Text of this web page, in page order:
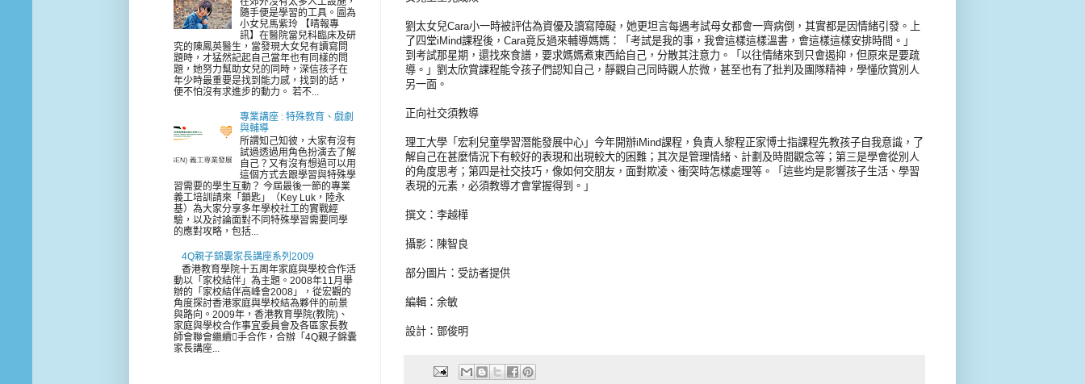
劉太女兒Cara小一時被評估為資優及讀寫障礙，她更坦言每遇考試母女都會一齊病倒，其實都是因情緒引發。上
了四堂iMind課程後，Cara竟反過來輔導媽媽：「考試是我的事，我會這樣這樣溫書，會這樣這樣安排時間。」
到考試那星期，還找來食譜，要求媽媽煮東西給自己，分散其注意力。「以往情緒來到只會遏抑，但原來是要疏
導。」劉太欣賞課程能令孩子們認知自己，靜觀自己同時觀人於微，甚至也有了批判及團隊精神，學懂欣賞別人
另一面。
正向社交須教導
理工大學「宏利兒童學習潛能發展中心」今年開辦iMind課程，負責人黎程正家博士指課程先教孩子自我意識，了
解自己在甚麼情況下有較好的表現和出現較大的困難；其次是管理情緒、計劃及時間觀念等；第三是學會從別人
的角度思考；第四是社交技巧，像如何交朋友，面對欺凌、衝突時怎樣處理等。「這些均是影響孩子生活、學習
表現的元素，必須教導才會掌握得到。」
撰文：李越樺
攝影：陳智良
部分圖片：受訪者提供
編輯：余敏
設計：鄧俊明
隨手便是學習的工具。圖為
小女兒馬紫玲 【晴報專
訊】在醫院當兒科臨床及研
究的陳鳳英醫生，當發現大女兒有讀寫問
題時，才猛然記起自己當年也有同樣的問
題，她努力幫助女兒的同時，深信孩子在
年少時最重要是找到能力感，找到的話，
便不怕沒有求進步的動力。 若不...
專業講座 : 特殊教育、戲劇
與輔導
所謂知己知彼，大家有沒有
試過透過用角色扮演去了解
自己？又有沒有想過可以用
這個方式去跟學習與特殊學
習需要的學生互動？ 今屆最後一節的專業
義工培訓請來「鎖匙」（Key Luk，陸永
基）為大家分享多年學校社工的實戰經
驗，以及討論面對不同特殊學習需要同學
的應對攻略，包括...
4Q親子錦囊家長講座系列2009
香港教育學院十五周年家庭與學校合作活
動以「家校結伴」為主題。2008年11月舉
辦的「家校結伴高峰會2008」，從宏觀的
角度探討香港家庭與學校結為夥伴的前景
與路向。2009年，香港教育學院(教院)、
家庭與學校合作事宜委員會及各區家長教
師會聯會繼續手合作，合辦「4Q親子錦囊
家長講座...